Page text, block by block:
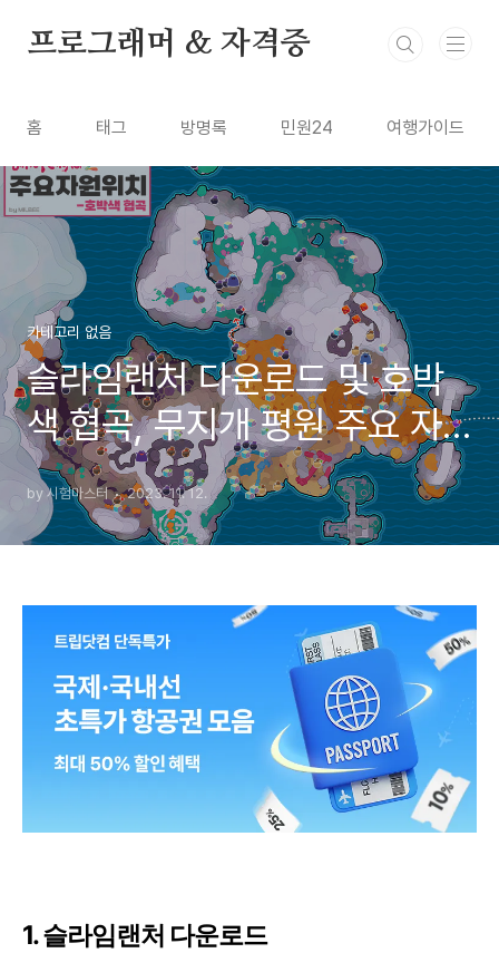
프로그래머 & 자격증
홈 태그 방명록 민원24 여행가이드
카테고리 없음
슬라임랜처 다운로드 및 호박
색 협곡, 무지개 평원 주요 자
원 위치(광휘의 원석 등)
by 시험마스터 2023. 11. 12.
1. 슬라임랜처 다운로드